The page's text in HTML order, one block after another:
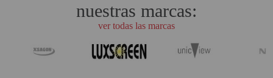
nuestras marcas:
ver todas las marcas